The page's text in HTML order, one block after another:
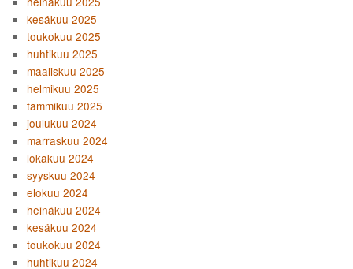
kesäkuu 2025
toukokuu 2025
huhtikuu 2025
maaliskuu 2025
helmikuu 2025
tammikuu 2025
joulukuu 2024
marraskuu 2024
lokakuu 2024
syyskuu 2024
elokuu 2024
heinäkuu 2024
kesäkuu 2024
toukokuu 2024
huhtikuu 2024